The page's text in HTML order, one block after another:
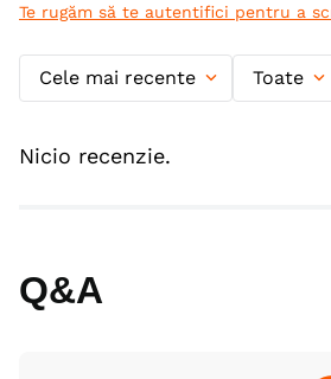
Te rugăm să te autentifici pentru a
Cele mai recente Toate
Nicio recenzie.
Q&A